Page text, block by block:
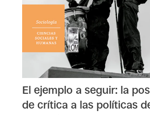
El ejemplo a seguir: la
de crítica a las políticas